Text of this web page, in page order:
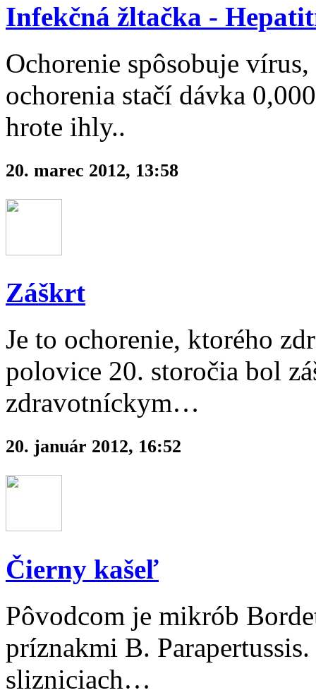
Infekčná žltačka -
Ochorenie spôsobuje
ochorenia stačí dávka
hrote ihly..
20. marec 2012, 13:58
Záškrt
Je to ochorenie, ktorého
polovice 20. storočia bol
zdravotníckym…
20. január 2012, 16:52
Čierny kašeľ
Pôvodcom je mikrób
príznakmi B.
slizniciach…